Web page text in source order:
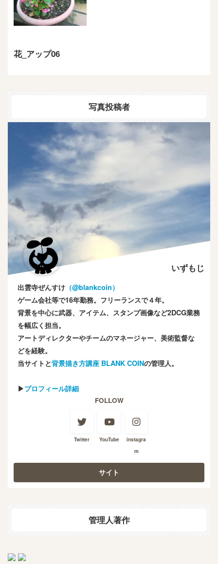
花_アップ06
写真投稿者
いずもじ
出雲寺ぜんすけ （‎@blankcoin）
ゲーム会社等で16年勤務。フリーランスで４年。
背景を中心に武器、アイテム、スタンプ画像など2DCG業務
を幅広く担当。
アートディレクターやチームのマネージャー、美術監督な
どを経験。
当サイトと背景描き方講座 BLANK COINの管理人。
▶プロフィール詳細
FOLLOW
Twitter YouTube
instagra
m
管理人著作